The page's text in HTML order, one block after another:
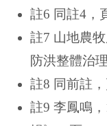
註6 同註4，
註7 山地農
防洪整體治
註8 同前註，
註9 李鳳鳴